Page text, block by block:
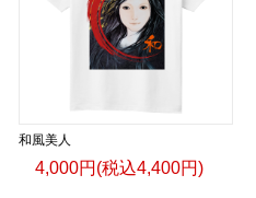
和風美人
4,000円(税込4,400円)